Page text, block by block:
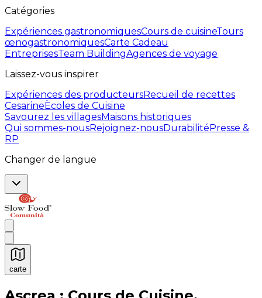
Catégories
Expériences gastronomiquesCours de cuisineTours
œnogastronomiquesCarte Cadeau
EntreprisesTeam BuildingAgences de voyage
Laissez-vous inspirer
Expériences des producteursRecueil de recettes
CesarineÈcoles de Cuisine
Savourez les villagesMaisons historiques
Qui sommes-nousRejoignez-nousDurabilitéPresse &
RP
Changer de langue
carte
Expériences culinaires inoubliables : Expériences